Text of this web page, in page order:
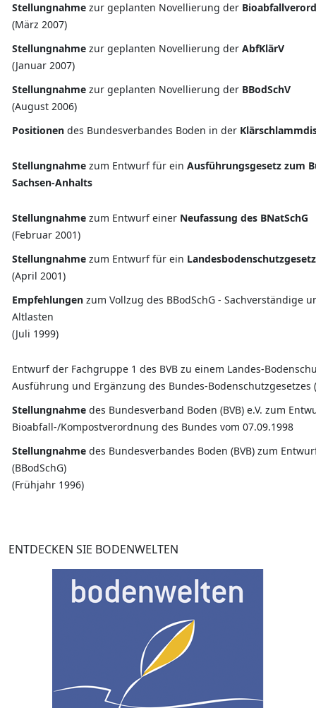
Stellungnahme zur geplanten Novellierung der
(März 2007)
Stellungnahme zur geplanten Novellierung der AbfKlärV
(Januar 2007)
Stellungnahme zur geplanten Novellierung der BBodSchV
(August 2006)
Positionen des Bundesverbandes Boden in der
Stellungnahme zum Entwurf für ein Ausführungsgesetz zum
Sachsen-Anhalts
Stellungnahme zum Entwurf einer Neufassung des BNatSchG
(Februar 2001)
Stellungnahme zum Entwurf für ein
(April 2001)
Empfehlungen zum Vollzug des BBodSchG - Sachverständige
Altlasten
(Juli 1999)
Entwurf der Fachgruppe 1 des BVB zu einem Landes-
Ausführung und Ergänzung des Bundes-Bodenschutzgesetzes
Stellungnahme des Bundesverband Boden (BVB) e.V. zum
Bioabfall-/Kompostverordnung des Bundes vom 07.09.1998
Stellungnahme des Bundesverbandes Boden (BVB) zum
(BBodSchG)
(Frühjahr 1996)
ENTDECKEN SIE BODENWELTEN